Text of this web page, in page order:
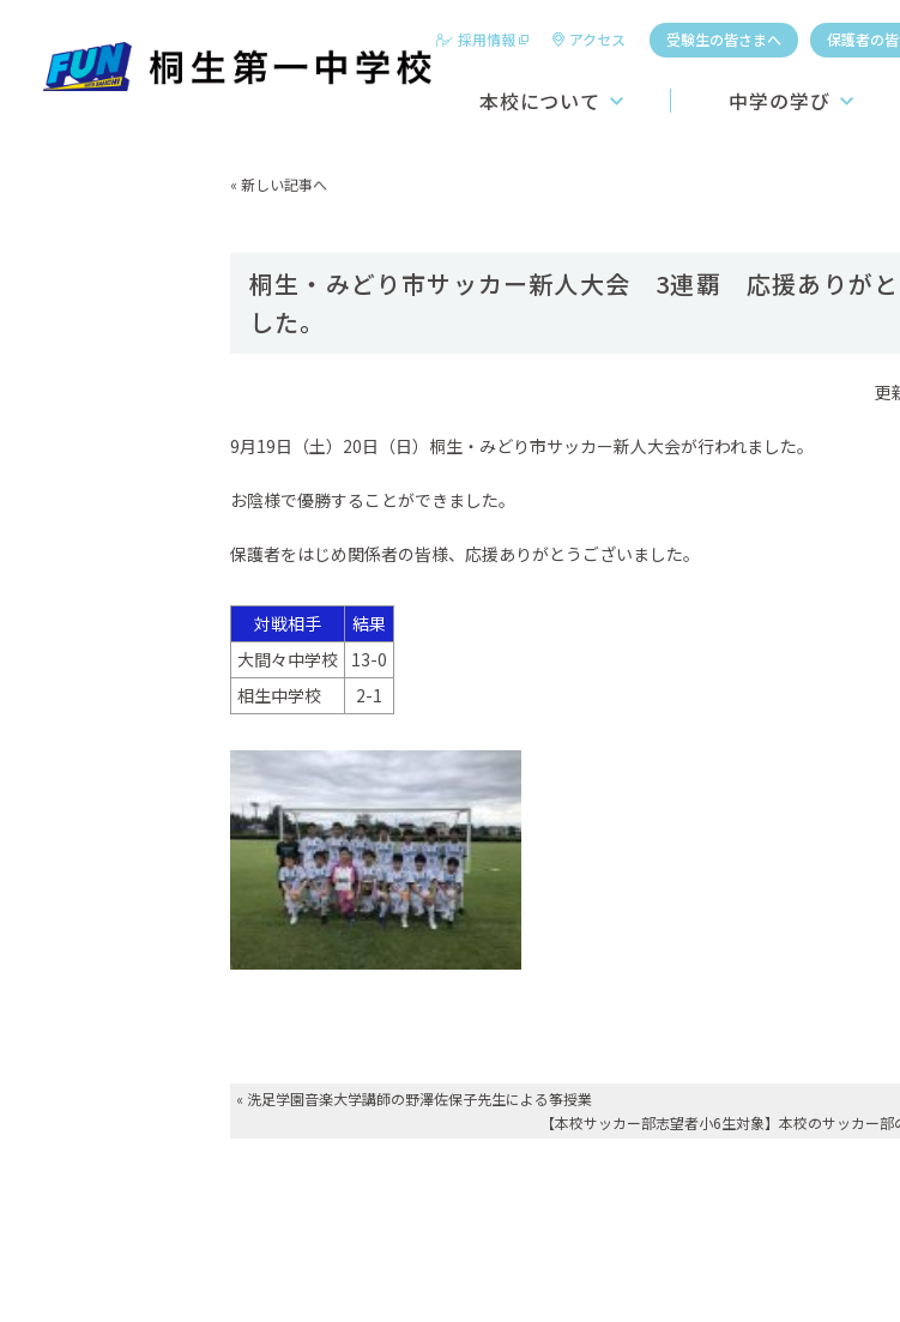
採用情報 アクセス 受験生の皆さまへ 保護者の
本校について 中学の学び
スポーツ4競技
« 新しい記事へ
桐生・みどり市サッカー新人大会 3連覇 応援ありがと
した。
更
9月19日（土）20日（日）桐生・みどり市サッカー新人大会が行われました。
お陰様で優勝することができました。
保護者をはじめ関係者の皆様、応援ありがとうございました。
対戦相手
結果
大間々中学校 13-0
相生中学校
2-1
« 洗足学園音楽大学講師の野澤佐保子先生による筝授業
【本校サッカー部志望者小6生対象】本校のサッカー